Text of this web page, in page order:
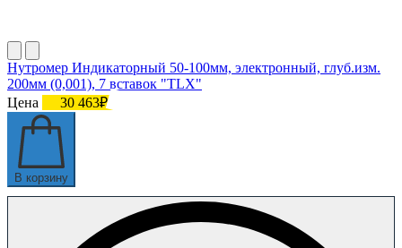
Нутромер Индикаторный 50-100мм, электронный, глуб.изм.
200мм (0,001), 7 вставок "TLX"
Цена
30 463₽
В корзину